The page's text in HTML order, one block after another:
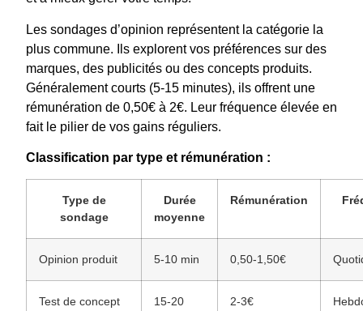
Les sondages d’opinion représentent la catégorie la
plus commune. Ils explorent vos préférences sur des
marques, des publicités ou des concepts produits.
Généralement courts (5-15 minutes), ils offrent une
rémunération de 0,50€ à 2€. Leur fréquence élevée en
fait le pilier de vos gains réguliers.
Classification par type et rémunération :
Type de
sondage
Durée
moyenne
Rémunération
Opinion produit 5-10 min 0,50-1,50€
Test de concept
15-20
2-3€